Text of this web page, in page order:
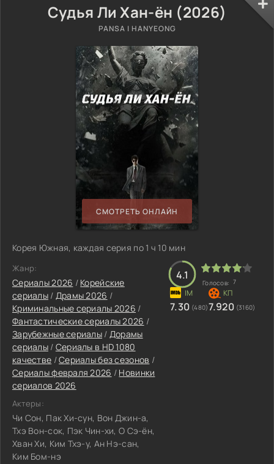
Судья Ли Хан-ён (2026)
PANSA I HANYEONG
СМОТРЕТЬ ОНЛАЙН
Корея Южная, каждая серия по 1 ч 10 мин
Жанр:
Сериалы 2026 / Корейские
сериалы/ Драмы 2026 /
Криминальные сериалы 2026 /
Фантастические сериалы 2026 /
Зарубежные сериалы / Дорамы
сериалы/ Сериалы в HD 1080
качестве /Сериалы без сезонов /
Сериалы февраля 2026 / Новинки
сериалов 2026
Актеры:
Чи Сон, Пак Хи-сун, Вон Джин-а,
Тхэ Вон-сок, Пэк Чин-хи, О Сэ-ён,
Хван Хи, Ким Тхэ-у, Ан Нэ-сан,
Ким Бом-нэ
4.1
Голосов: 7
7.30 (480)7.920 (3160)